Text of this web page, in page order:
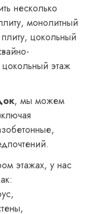
несколько
монолитный
цокольный
этаж
, мы можем
этажах, у нас